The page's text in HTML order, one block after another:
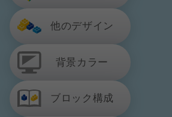
他のデザイン
背景カラー
ブロック構成